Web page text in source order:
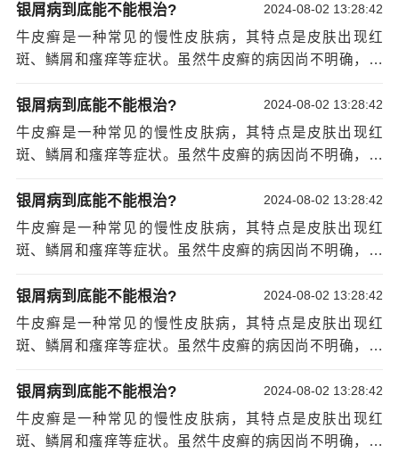
紧张和压力。
避免接触刺激性物质也是预防牛皮癣的重要措
施。一些化学物质和物理刺激，如染发剂、洗洁精和高温
些刺激性物质，保护皮肤的健康。
宁波专研专治银屑病医院医生说，预防牛皮癣需
要综合考虑多个因素。良好的生活习惯、保持皮肤的清洁
和湿润、避免过度紧张和压力以及避免接触刺激性物质都
牛皮癣，保持皮肤的健康。
银屑病到底能不能根治? 2024-08-02 13:28:42
牛皮癣是一种常见的慢性皮肤病，其特点是皮肤出现红
斑、鳞屑和瘙痒等症状。虽然牛皮癣的病因尚不明确，但
助您预防牛皮癣。保持良好的生活习惯是预防牛皮癣宁波
治疗银屑病医院的关键。良好的生活习惯包括定时作息、
合理饮食和适度运动。定时作息可以维持身体的正常代
情]
银屑病到底能不能根治? 2024-08-02 13:28:42
牛皮癣是一种常见的慢性皮肤病，其特点是皮肤出现红
斑、鳞屑和瘙痒等症状。虽然牛皮癣的病因尚不明确，但
助您预防牛皮癣。保持良好的生活习惯是预防牛皮癣宁波
治疗银屑病医院的关键。良好的生活习惯包括定时作息、
合理饮食和适度运动。定时作息可以维持身体的正常代
情]
银屑病到底能不能根治? 2024-08-02 13:28:42
牛皮癣是一种常见的慢性皮肤病，其特点是皮肤出现红
斑、鳞屑和瘙痒等症状。虽然牛皮癣的病因尚不明确，但
助您预防牛皮癣。保持良好的生活习惯是预防牛皮癣宁波
治疗银屑病医院的关键。良好的生活习惯包括定时作息、
合理饮食和适度运动。定时作息可以维持身体的正常代
情]
银屑病到底能不能根治? 2024-08-02 13:28:42
牛皮癣是一种常见的慢性皮肤病，其特点是皮肤出现红
斑、鳞屑和瘙痒等症状。虽然牛皮癣的病因尚不明确，但
助您预防牛皮癣。保持良好的生活习惯是预防牛皮癣宁波
治疗银屑病医院的关键。良好的生活习惯包括定时作息、
合理饮食和适度运动。定时作息可以维持身体的正常代
银屑病到底能不能根治? 2024-08-02 13:28:42
牛皮癣是一种常见的慢性皮肤病，其特点是皮肤出现红
斑、鳞屑和瘙痒等症状。虽然牛皮癣的病因尚不明确，但